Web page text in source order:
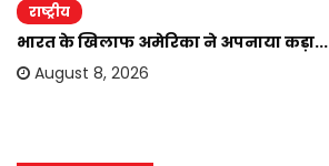
राष्ट्रीय
भारत के खिलाफ अमेरिका ने अपनाया कड़ा...
August 8, 2026